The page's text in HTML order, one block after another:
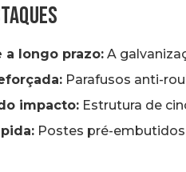
a longo prazo: A
Parafusos anti-
impacto: Estrutura de
Postes pré-